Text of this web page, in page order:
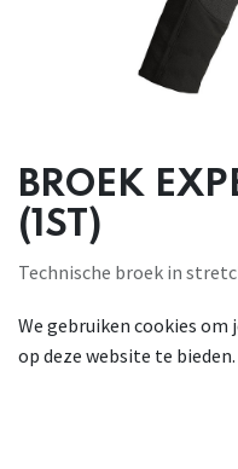
BROEK
(1ST)
Technische broek in
riemlussen,
zakken met ritssluiting,
kruis. Materiaal: 95%
waterafstotende externe
We gebruiken cookies
op deze website te bieden.